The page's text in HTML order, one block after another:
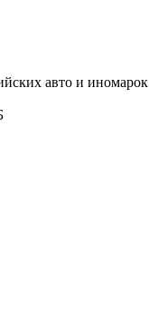
авто и иномарок